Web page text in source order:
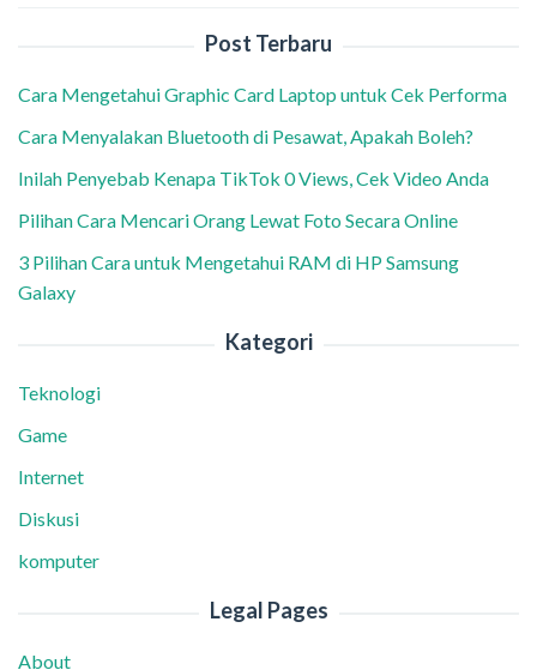
Post Terbaru
Cara Mengetahui Graphic Card Laptop untuk Cek Performa
Cara Menyalakan Bluetooth di Pesawat, Apakah Boleh?
Inilah Penyebab Kenapa TikTok 0 Views, Cek Video Anda
Pilihan Cara Mencari Orang Lewat Foto Secara Online
3 Pilihan Cara untuk Mengetahui RAM di HP Samsung
Galaxy
Kategori
Teknologi
Game
Internet
Diskusi
komputer
Legal Pages
About